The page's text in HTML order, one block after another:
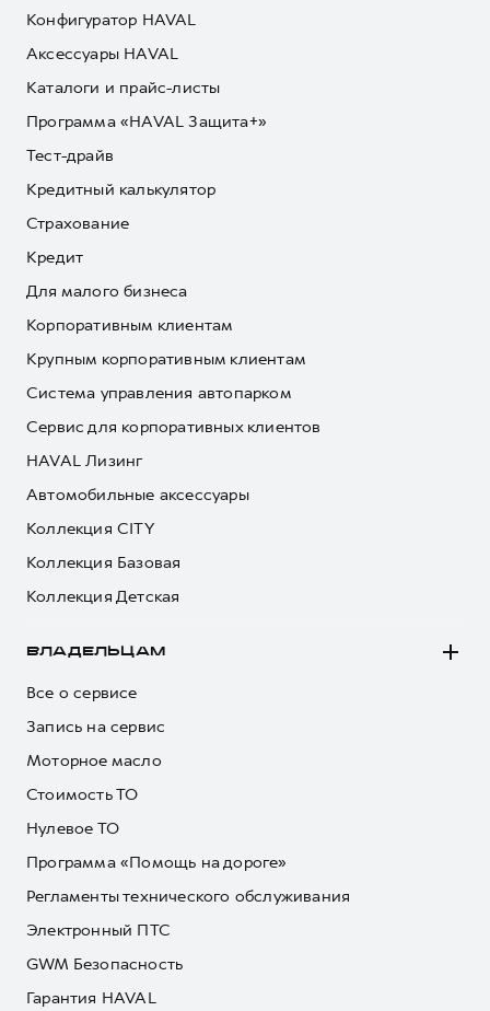
Конфигуратор HAVAL
Аксессуары HAVAL
Каталоги и прайс-листы
Программа «HAVAL Защита+»
Тест-драйв
Кредитный калькулятор
Страхование
Кредит
Для малого бизнеса
Корпоративным клиентам
Крупным корпоративным клиентам
Система управления автопарком
Сервис для корпоративных клиентов
HAVAL Лизинг
Автомобильные аксессуары
Коллекция CITY
Коллекция Базовая
Коллекция Детская
ВЛАДЕЛЬЦАМ
Все о сервисе
Запись на сервис
Моторное масло
Стоимость ТО
Нулевое ТО
Программа «Помощь на дороге»
Регламенты технического обслуживания
Электронный ПТС
GWM Безопасность
Гарантия HAVAL